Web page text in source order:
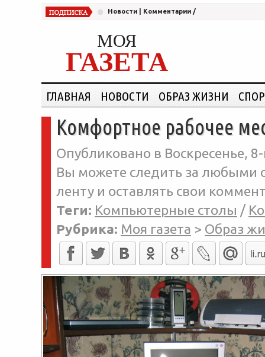
Новости Комментарии /
МОЯ
ГАЗЕТА
ГЛАВНАЯ НОВОСТИ ОБРАЗ ЖИЗНИ
Комфортное рабочее
Опубликовано в Воскресенье,
Вы можете следить за любыми
ленту и оставлять свои
Теги: Компьютерные столы /
Рубрика: Моя газета > Образ